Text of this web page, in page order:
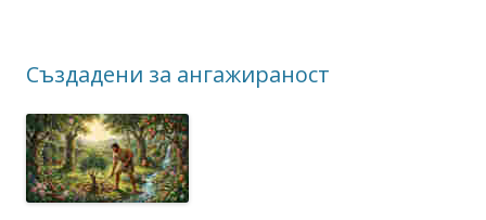
Създадени за ангажираност